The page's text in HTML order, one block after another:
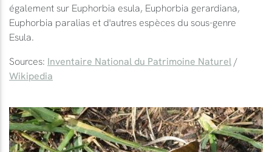
également sur Euphorbia esula, Euphorbia gerardiana,
Euphorbia paralias et d'autres espèces du sous-genre
Esula.
Sources: Inventaire National du Patrimoine Naturel /
Wikipedia